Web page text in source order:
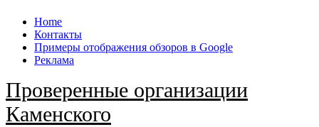
Перейти
содержанию
Home
Контакты
Примеры отображения обзоров в Google
Реклама
Проверенные организации
Каменского